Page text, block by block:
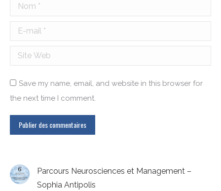
Nom *
E-mail *
Site Web
Save my name, email, and website in this browser for
the next time I comment.
Publier des commentaires
Parcours Neurosciences et Management –
Sophia Antipolis